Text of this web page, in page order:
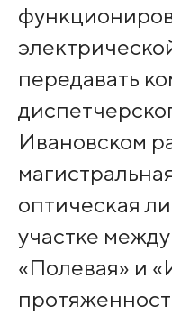
передавать
Ивановском
оптическая
участке
«Полевая» и